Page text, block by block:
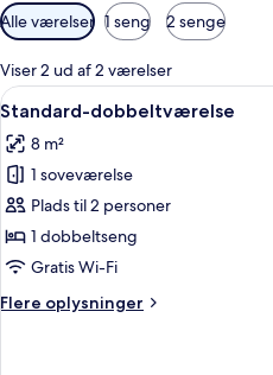
Tilgængelige
filtre
for
værelser
Alle værelser 1 seng 2 senge
Viser 2 ud af 2 værelser
Indlæs
alle
billeder
af
Standard-
dobbeltværelse
11
Standard-dobbeltværelse
8 m²
1 soveværelse
Plads til 2 personer
1 dobbeltseng
Gratis Wi-Fi
Flere oplysninger
Flere